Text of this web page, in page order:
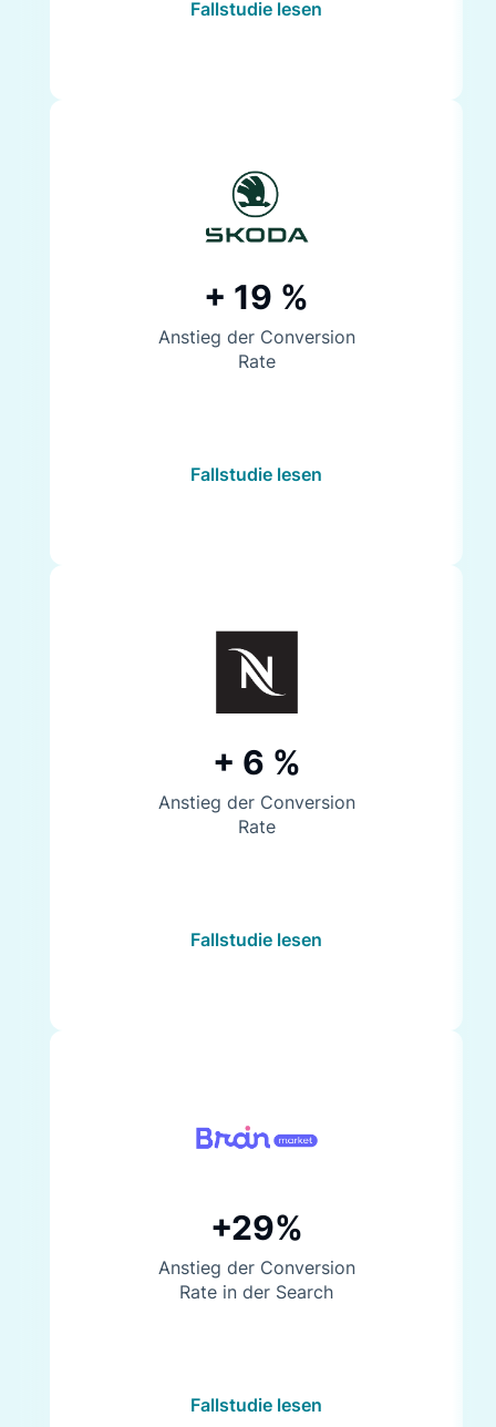
Fallstudie lesen
+ 19 %
Anstieg der Conversion
Rate
Fallstudie lesen
+ 6 %
Anstieg der Conversion
Rate
Fallstudie lesen
+29%
Anstieg der Conversion
Rate in der Search
Fallstudie lesen